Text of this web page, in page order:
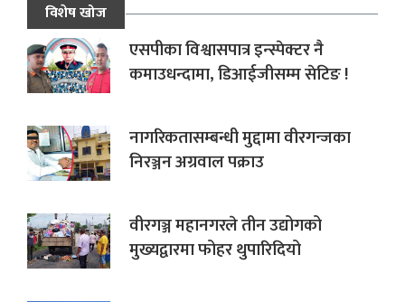
विशेष खोज
एसपीका विश्वासपात्र इन्स्पेक्टर नै
कमाउधन्दामा, डिआईजीसम्म सेटिङ !
नागरिकतासम्बन्धी मुद्दामा वीरगन्जका
निरञ्जन अग्रवाल पक्राउ
वीरगञ्ज महानगरले तीन उद्योगको
मुख्यद्वारमा फोहर थुपारिदियो